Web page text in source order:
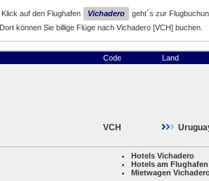
Klick auf den Flughafen Vichadero
geht´s zur
Dort können Sie billige Flüge nach Vichadero [VCH] buchen.
Code Land
VCH
Hotels Vichadero
Hotels am
Mietwagen